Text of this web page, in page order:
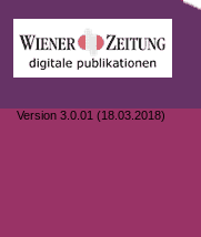
Version 3.0.01 (18.03.2018)